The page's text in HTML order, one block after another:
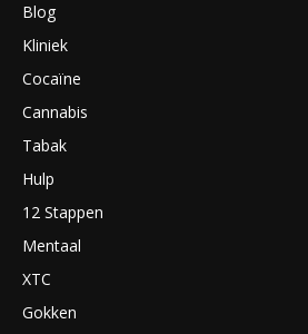
Blog
Kliniek
Cocaïne
Cannabis
Tabak
Hulp
12 Stappen
Mentaal
XTC
Gokken